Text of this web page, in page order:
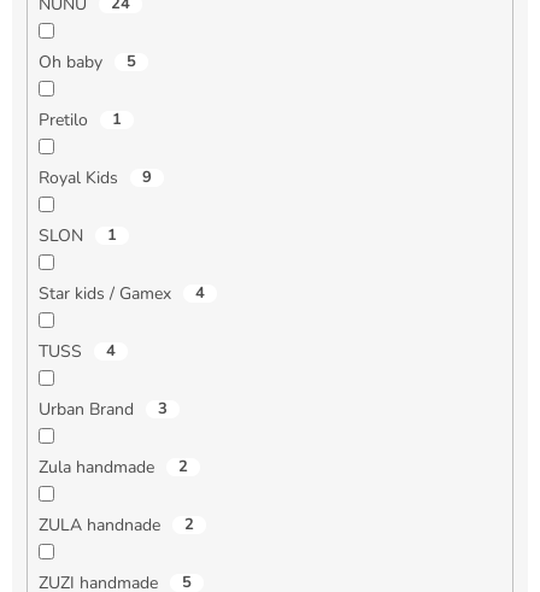
NUNU
Oh baby 5
Pretilo 1
Royal Kids 9
SLON 1
Star kids / Gamex 4
TUSS 4
Urban Brand 3
Zula handmade 2
ZULA handnade 2
ZUZI handmade 5